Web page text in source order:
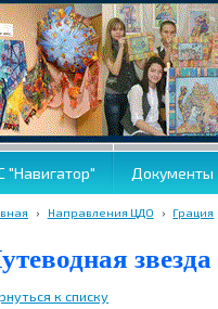
"Навигатор" Документы
› Направления ЦДО › Грация
к списку